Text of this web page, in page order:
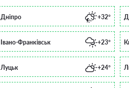
Дніпро +32°
Івано-Франківськ +23°
Луцьк +24°